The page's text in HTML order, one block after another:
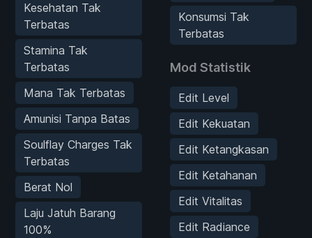
Kesehatan Tak
Terbatas
Stamina Tak
Terbatas
Mana Tak Terbatas
Amunisi Tanpa Batas
Soulflay Charges Tak
Terbatas
Berat Nol
Laju Jatuh Barang
100%
Konsumsi Tak
Terbatas
Mod Statistik
Edit Level
Edit Kekuatan
Edit Ketangkasan
Edit Ketahanan
Edit Vitalitas
Edit Radiance